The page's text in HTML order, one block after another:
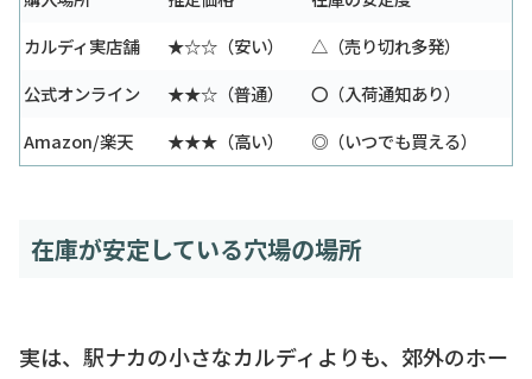
カルディ実店舗
★☆☆（安い）
△（売り切れ多発）
公式オンライン
★★☆（普通）
〇（入荷通知あり）
Amazon/楽天
★★★（高い） ◎（いつでも買える）
在庫が安定している穴場の場所
実は、駅ナカの小さなカルディよりも、郊外のホー